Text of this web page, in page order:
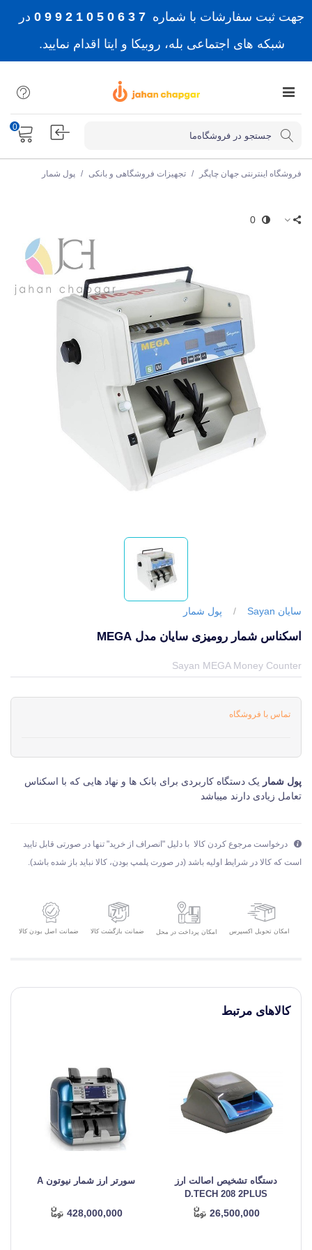
جهت ثبت سفارشات با شماره 7 3 6 0 5 0 1 2 9 9 0
در
شبکه های اجتماعی بله، روبیکا و ایتا اقدام نمایید.
0
فروشگاه اینترنتی جهان چاپگر / تجهیزات فروشگاهی و بانکی / پول شمار
0
سایان Sayan / پول شمار
اسکناس شمار رومیزی سایان مدل MEGA
Sayan MEGA Money Counter
تماس با فروشگاه
پول شمار یک دستگاه کاربردی برای بانک ها و نهاد هایی که با اسکناس
تعامل زیادی دارند میباشد
درخواست مرجوع کردن کالا با دلیل "انصراف از خرید" تنها در صورتی قابل تایید
است که کالا در شرایط اولیه باشد (در صورت پلمپ بودن، کالا نباید باز شده باشد).
امکان تحویل اکسپرس امکان پرداخت در محل ضمانت بازگشت کالا ضمانت اصل بودن کالا
کالاهای مرتبط
دستگاه تشخیص اصالت ارز
D.TECH 208 2PLUS
26,500,000
سورتر ارز شمار نیوتون A
428,000,000